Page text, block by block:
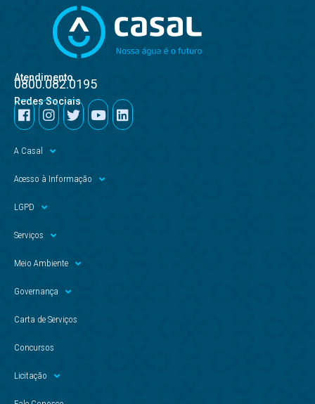
Atendimento
0800.082.0195
Redes Sociais
A Casal
Acesso à Informação
LGPD
Serviços
Meio Ambiente
Governança
Carta de Serviços
Concursos
Licitação